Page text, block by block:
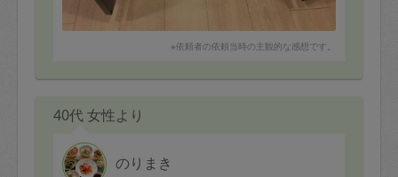
※依頼者の依頼当時の主観的な感想です。
40代 女性より
のりまき